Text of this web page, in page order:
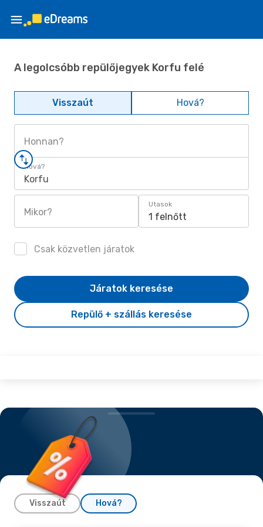
A legolcsóbb repülőjegyek Korfu felé
Visszaút Hová?
Honnan?
Hová?
Korfu
Mikor?
Utasok
1 felnőtt
Csak közvetlen járatok
Repülő + szállás keresése
Járatok keresése
Visszaút Hová?